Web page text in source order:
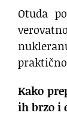
Otuda
Kako
ih brzo i